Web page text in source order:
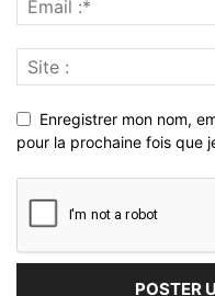
Enregistrer mon nom,
pour la prochaine fois que